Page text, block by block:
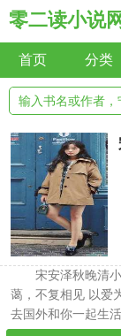
零二读小说网
首页 分类
宋安泽秋晚清
蔼，不复相见 以爱
去国外和你一起生